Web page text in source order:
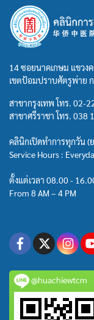
14 ซอยนาคเกษม แขวง
เขตป้อมปราบศัตรูพ่าย
สาขากรุงเทพ โทร. 02-
สาขาศรีราชา โทร. 038
คลินิกเปิดทำการทุกวัน
Service Hours :
ตั้งแต่เวลา 08.00 -
From 8 AM – 4 PM
@huachiewtcm